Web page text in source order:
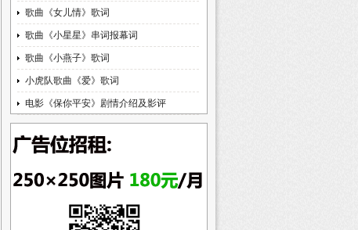
歌曲《女儿情》歌词
歌曲《小星星》串词报幕词
歌曲《小燕子》歌词
小虎队歌曲《爱》歌词
电影《保你平安》剧情介绍及影评